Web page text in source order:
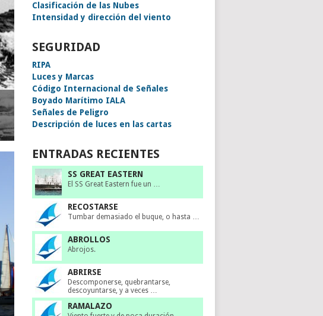
Clasificación de las Nubes
Intensidad y dirección del viento
SEGURIDAD
RIPA
Luces y Marcas
Código Internacional de Señales
Boyado Marítimo IALA
Señales de Peligro
Descripción de luces en las cartas
ENTRADAS RECIENTES
SS GREAT EASTERN
El SS Great Eastern fue un …
RECOSTARSE
Tumbar demasiado el buque, o hasta …
ABROLLOS
Abrojos.
ABRIRSE
Descomponerse, quebrantarse,
descoyuntarse, y a veces …
RAMALAZO